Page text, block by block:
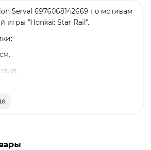
Serval 6976068142669 по мотивам
игры "Honkai: Star Rail".
Она старшая дочь семьи Ландау